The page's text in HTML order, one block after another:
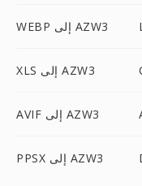
WEBP إلى AZW3
XLS إلى AZW3
AVIF إلى AZW3
PPSX إلى AZW3